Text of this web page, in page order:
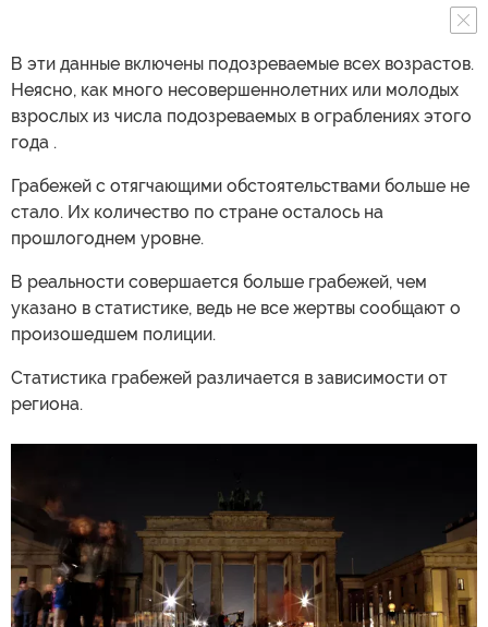
В эти данные включены подозреваемые всех возрастов.
Неясно, как много несовершеннолетних или молодых
взрослых из числа подозреваемых в ограблениях этого
года .
Грабежей с отягчающими обстоятельствами больше не
стало. Их количество по стране осталось на
прошлогоднем уровне.
В реальности совершается больше грабежей, чем
указано в статистике, ведь не все жертвы сообщают о
произошедшем полиции.
Статистика грабежей различается в зависимости от
региона.